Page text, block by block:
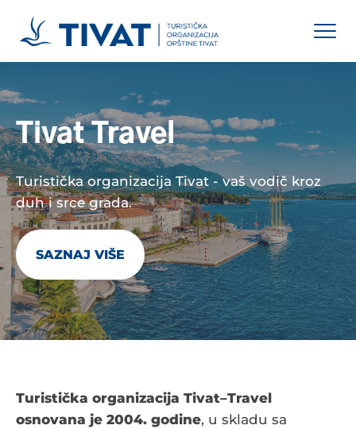
Tivat Travel
Turistička organizacija Tivat - vaš vodič kroz
duh i srce grada.
SAZNAJ VIŠE
Turistička organizacija Tivat–Travel
osnovana je 2004. godine, u skladu sa